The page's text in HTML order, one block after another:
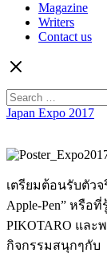
Magazine
Writers
Contact us
for:
Japan Expo 2017
เตรียมต้อนรับตัวจริ
Apple-Pen” หรือ
PIKOTARO และ
กิจกรรมสนุกๆกับ